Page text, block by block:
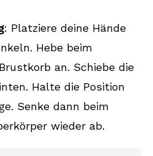
: Platziere deine Hände
Hebe beim
an. Schiebe die
Halte die Position
Senke dann beim
wieder ab.